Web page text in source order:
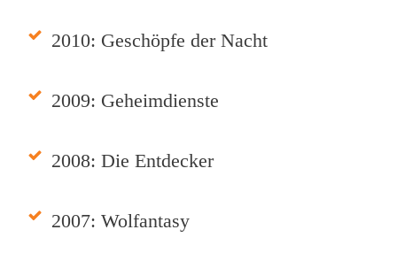
2010: Geschöpfe der Nacht
2009: Geheimdienste
2008: Die Entdecker
2007: Wolfantasy